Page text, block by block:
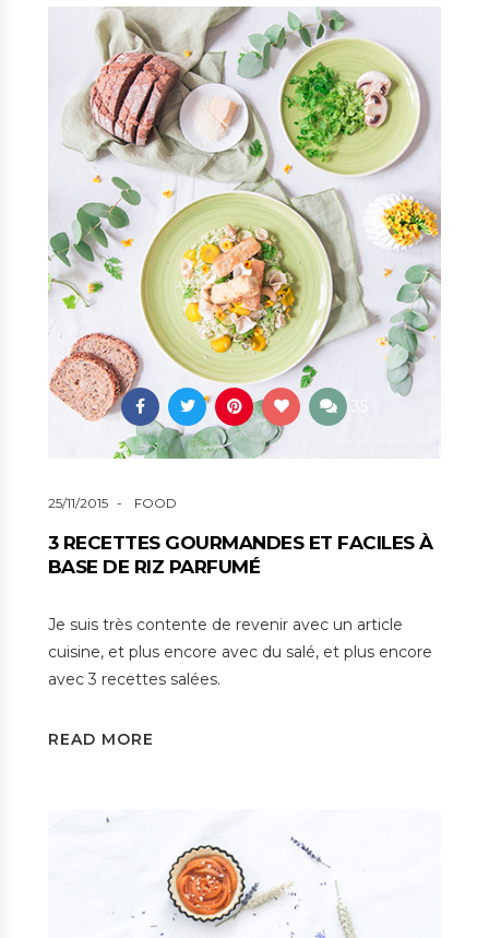
35
25/11/2015 FOOD
3 RECETTES GOURMANDES ET FACILES À
BASE DE RIZ PARFUMÉ
Je suis très contente de revenir avec un article
cuisine, et plus encore avec du salé, et plus encore
avec 3 recettes salées.
READ MORE